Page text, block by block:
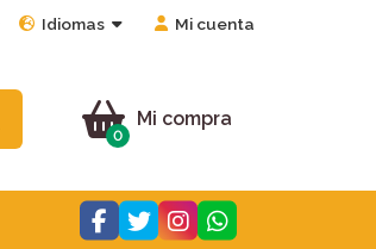
Idiomas Mi cuenta
Mi compra
0